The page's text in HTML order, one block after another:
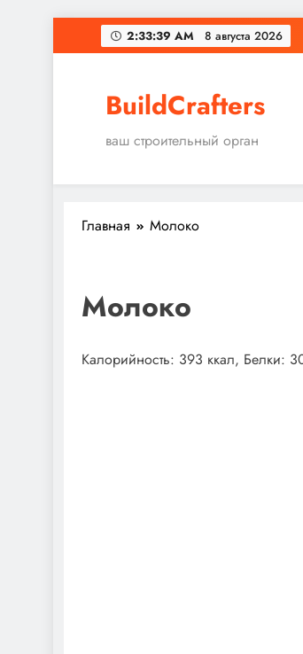
Перейти
к
2:33:40 AM 8 августа 2026
BuildCrafters
ваш строительный орган
Главная Молоко
Молоко
Калорийность: 393 ккал, Белки: